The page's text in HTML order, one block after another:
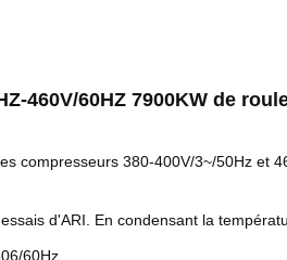
460V/60HZ 7900KW de
compresseurs 380-400V/3~/50Hz et
d'ARI. En condensant la
60Hz